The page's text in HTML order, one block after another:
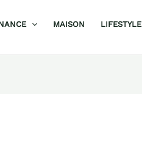
MAISON LIFESTYLE